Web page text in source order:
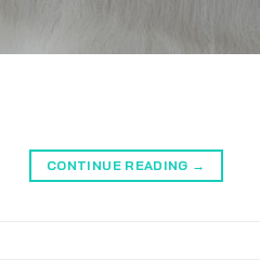
CONTINUE READING →